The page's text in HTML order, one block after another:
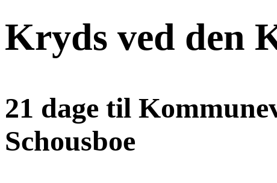
Kryds ved den
21 dage til
Schousboe